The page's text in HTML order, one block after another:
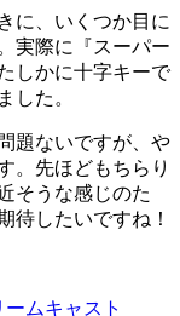
に、いくつか目に
実際に『スーパー
しかに十字キーで
した。
題ないですが、や
。先ほどもちらり
そうな感じのた
待したいですね！